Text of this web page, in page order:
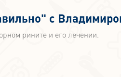
с
рините и его лечении.